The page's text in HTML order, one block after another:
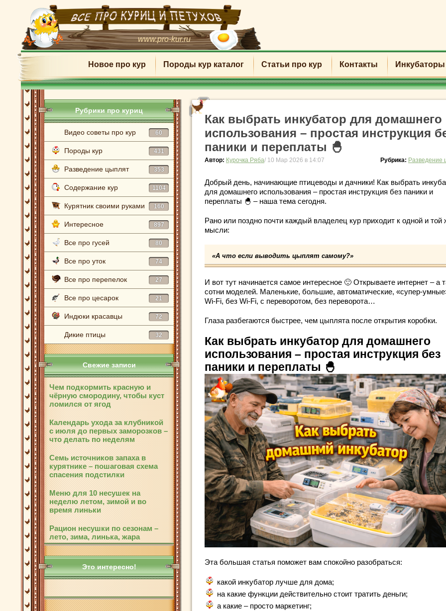
www.pro-kur.ru
Новое про кур Породы кур каталог Статьи про кур Контакты Инкубаторы
Рубрики про куриц
Видео советы про кур 60
Породы кур 431
Разведение цыплят 353
Содержание кур 1104
Курятник своими руками 160
Интересное 897
Все про гусей 80
Все про уток 74
Все про перепелок 27
Все про цесарок 21
Индюки красавцы 72
Дикие птицы 32
Свежие записи
Чем подкормить красную и
чёрную смородину, чтобы куст
ломился от ягод
Календарь ухода за клубникой
с июля до первых заморозков –
что делать по неделям
Семь источников запаха в
курятнике – пошаговая схема
спасения подстилки
Меню для 10 несушек на
неделю летом, зимой и во
время линьки
Рацион несушки по сезонам –
лето, зима, линька, жара
Это интересно!
Как выбрать инкубатор для домашнего
использования – простая инструкция
паники и переплаты 🐣
Автор: Курочка Ряба/ 10 Мар 2026 в 14:07 Рубрика: Разведение
Добрый день, начинающие птицеводы и дачники! Как выбрать
для домашнего использования – простая инструкция без паники и
переплаты 🐣 – наша тема сегодня.
Рано или поздно почти каждый владелец кур приходит к одной и той
мысли:
«А что если выводить цыплят самому?»
И вот тут начинается самое интересное 🙂 Открываете интернет – а
сотни моделей. Маленькие, большие, автоматические, «супер-
Wi-Fi, без Wi-Fi, с переворотом, без переворота…
Глаза разбегаются быстрее, чем цыплята после открытия коробки.
Как выбрать инкубатор для домашнего
использования – простая инструкция без
паники и переплаты 🐣
Эта большая статья поможет вам спокойно разобраться:
какой инкубатор лучше для дома;
на какие функции действительно стоит тратить деньги;
а какие – просто маркетинг;